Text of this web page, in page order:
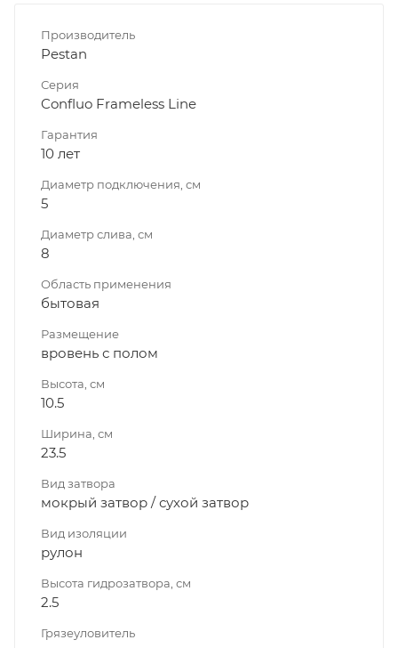
Производитель
Pestan
Серия
Confluo Frameless Line
Гарантия
10 лет
Диаметр подключения, см
5
Диаметр слива, см
8
Область применения
бытовая
Размещение
вровень с полом
Высота, см
10.5
Ширина, см
23.5
Вид затвора
мокрый затвор / сухой затвор
Вид изоляции
рулон
Высота гидрозатвора, см
2.5
Грязеуловитель